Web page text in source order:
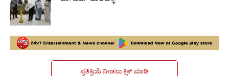
ಪ್ರತಿಕ್ರಿಯೆ ನೀಡಲು ಕ್ಲಿಕ್ ಮಾಡಿ